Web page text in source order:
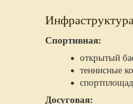
Спортивная:
открытый
теннисные
Досуговая: